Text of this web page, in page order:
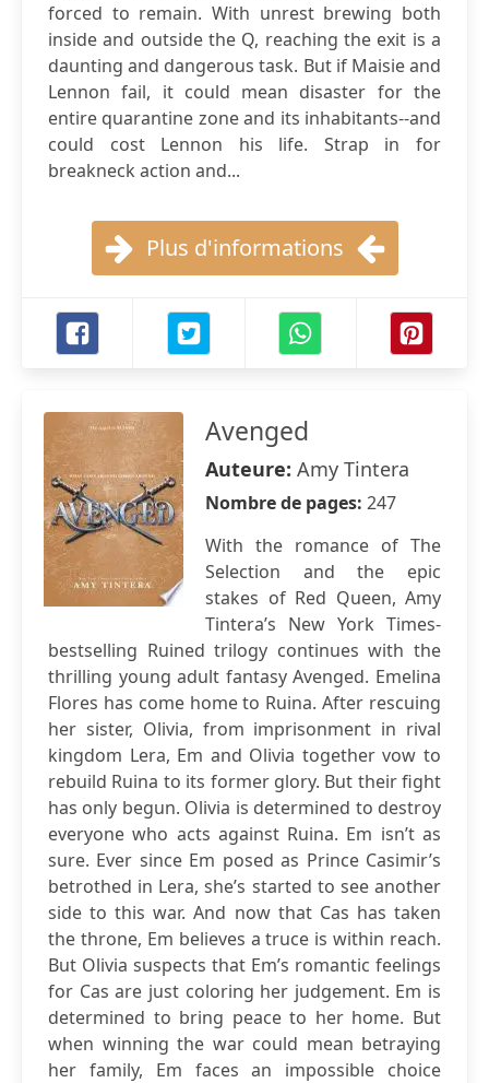
forced to remain. With unrest brewing both
inside and outside the Q, reaching the exit is a
daunting and dangerous task. But if Maisie and
Lennon fail, it could mean disaster for the
entire quarantine zone and its inhabitants--and
could cost Lennon his life. Strap in for
breakneck action and...
Plus d'informations
Avenged
Auteure: Amy Tintera
Nombre de pages: 247
With the romance of The
Selection and the epic
stakes of Red Queen, Amy
Tintera’s New York Times-
bestselling Ruined trilogy continues with the
thrilling young adult fantasy Avenged. Emelina
Flores has come home to Ruina. After rescuing
her sister, Olivia, from imprisonment in rival
kingdom Lera, Em and Olivia together vow to
rebuild Ruina to its former glory. But their fight
has only begun. Olivia is determined to destroy
everyone who acts against Ruina. Em isn’t as
sure. Ever since Em posed as Prince Casimir’s
betrothed in Lera, she’s started to see another
side to this war. And now that Cas has taken
the throne, Em believes a truce is within reach.
But Olivia suspects that Em’s romantic feelings
for Cas are just coloring her judgement. Em is
determined to bring peace to her home. But
when winning the war could mean betraying
her family, Em faces an impossible choice